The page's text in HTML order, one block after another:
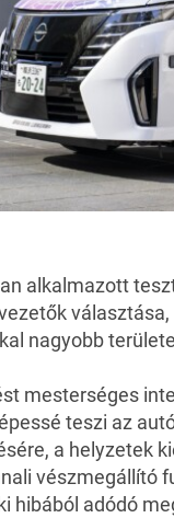
alkalmazott
nagyobb
mesterséges
teszi az
a helyzetek
vészmegállító
hibából adódó